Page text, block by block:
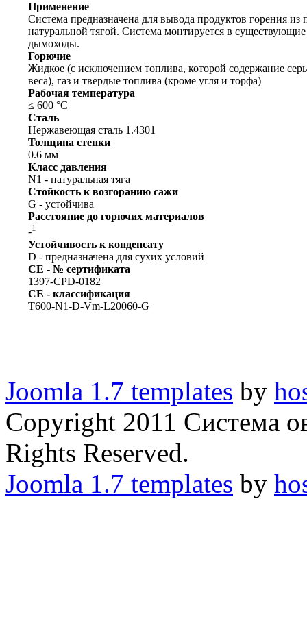
Применение
Система предназначена для вывода продуктов горения из
натуральной тягой. Система монтируется в существующие
дымоходы.
Горючие
Жидкое (с исключением топлива, которой содержание
веса), газ и твердые топлива (кроме угля и торфа)
Рабочая температура
≤ 600 °C
Сталь
Нержавеющая сталь 1.4301
Толщина стенки
0.6 мм
Класс давления
N1 - натуральная тяга
Стойкость к возгоранию сажи
G - устойчива
Расстояние до горючих материалов
-1
Устойчивость к конденсату
D - предназначена для сухих условий
CE - № сертификата
1397-CPD-0182
CE - классификация
T600-N1-D-Vm-L20060-G
Joomla 1.7 templates by
Copyright 2011 Система
Rights Reserved.
Joomla 1.7 templates by